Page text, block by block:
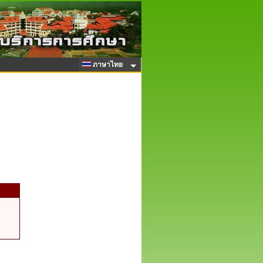
ภาษาไทย